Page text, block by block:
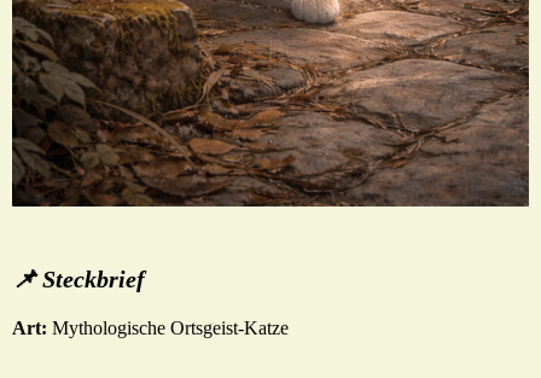
📌 Steckbrief
Art: Mythologische Ortsgeist-Katze